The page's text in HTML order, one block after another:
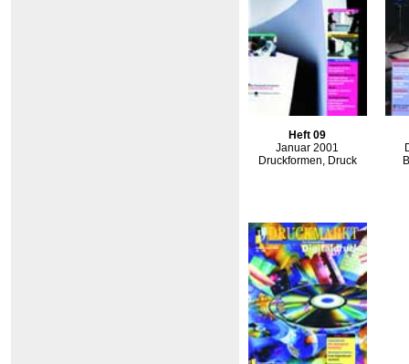
Heft 09
Januar 2001
Druckformen, Druck